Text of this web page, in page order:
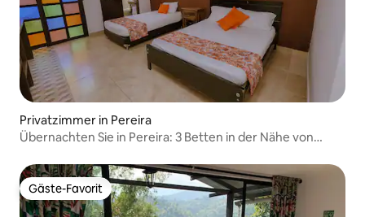
Privatzimmer in Pereira
Übernachten Sie in Pereira: 3 Betten in der Nähe von
Gäste-Favorit
Gäste-Favorit